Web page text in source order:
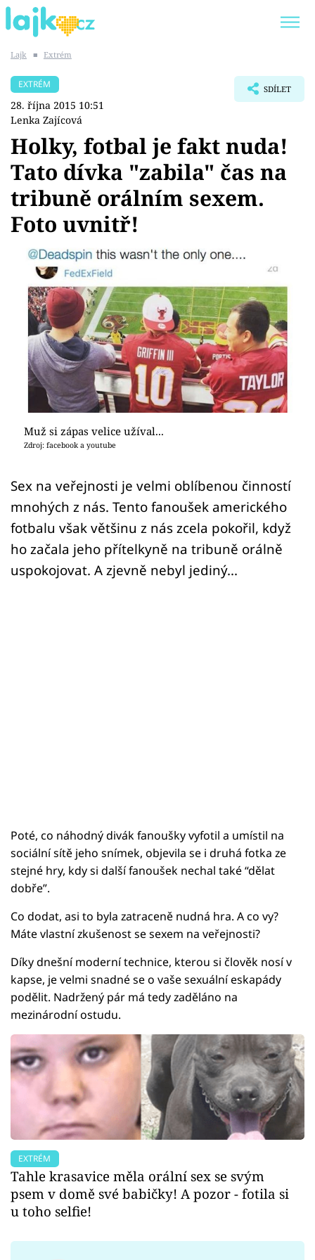
SHOPAHOLICADEL
Témata
Showbyznys
Youtubeři
Virály
Sex a vztahy
Videa
Sledujte prima+
Přihlášení
Sledujte nás
Lajk ■ Extrém
EXTRÉM
28. října 2015 10:51
Lenka Zajícová
SDÍLET
Holky, fotbal je fakt nuda!
Tato dívka "zabila" čas na
tribuně orálním sexem.
Foto uvnitř!
Muž si zápas velice užíval...
Zdroj: facebook a youtube
Sex na veřejnosti je velmi oblíbenou činností
mnohých z nás. Tento fanoušek amerického
fotbalu však většinu z nás zcela pokořil, když
ho začala jeho přítelkyně na tribuně orálně
uspokojovat. A zjevně nebyl jediný...
Poté, co náhodný divák fanoušky vyfotil a umístil na
sociální sítě jeho snímek, objevila se i druhá fotka ze
stejné hry, kdy si další fanoušek nechal také “dělat
dobře”.
Co dodat, asi to byla zatraceně nudná hra. A co vy?
Máte vlastní zkušenost se sexem na veřejnosti?
Díky dnešní moderní technice, kterou si člověk nosí v
kapse, je velmi snadné se o vaše sexuální eskapády
podělit. Nadržený pár má tedy zaděláno na
mezinárodní ostudu.
EXTRÉM
Tahle krasavice měla orální sex se svým
psem v domě své babičky! A pozor - fotila si
u toho selfie!